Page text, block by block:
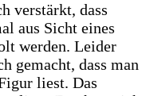
verstärkt, dass
aus Sicht eines
werden. Leider
gemacht, dass man
liest. Das